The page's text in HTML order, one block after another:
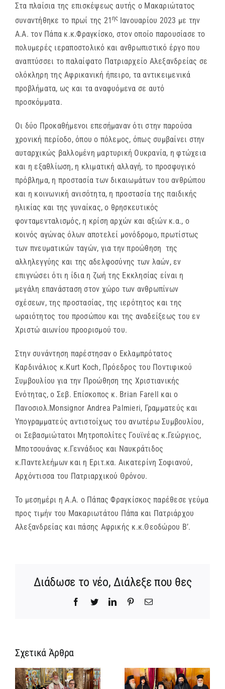
Στα πλαίσια της επισκέψεως αυτής ο Μακαριώτατος
συναντήθηκε το πρωί της 21 ης Ιανουαρίου 2023 με την
Α.Α. τον Πάπα κ.κ.Φραγκίσκο, στον οποίο παρουσίασε το
πολυμερές ιεραποστολικό και ανθρωπιστικό έργο που
αναπτύσσει το παλαίφατο Πατριαρχείο Αλεξανδρείας σε
ολόκληρη της Αφρικανική ήπειρο, τα αντικειμενικά
προβλήματα, ως και τα αναφυόμενα σε αυτό
προσκόμματα.
Οι δύο Προκαθήμενοι επεσήμαναν ότι στην παρούσα
χρονική περίοδο, όπου ο πόλεμος, όπως συμβαίνει στην
αυταρχικώς βαλλομένη μαρτυρική Ουκρανία, η φτώχεια
και η εξαθλίωση, η κλιματική αλλαγή, το προσφυγικό
πρόβλημα, η προστασία των δικαιωμάτων του ανθρώπου
και η κοινωνική ανισότητα, η προστασία της παιδικής
ηλικίας και της γυναίκας, ο θρησκευτικός
φονταμενταλισμός, η κρίση αρχών και αξιών κ.α., ο
κοινός αγώνας όλων αποτελεί μονόδρομο, πρωτίστως
των πνευματικών ταγών, για την προώθηση της
αλληλεγγύης και της αδελφοσύνης των λαών, εν
επιγνώσει ότι η ίδια η ζωή της Εκκλησίας είναι η
μεγάλη επανάσταση στον χώρο των ανθρωπίνων
σχέσεων, της προστασίας, της ιερότητος και της
ωραιότητος του προσώπου και της αναδείξεως του εν
Χριστώ αιωνίου προορισμού του.
Στην συνάντηση παρέστησαν ο Εκλαμπρότατος
Καρδινάλιος κ.Kurt Koch, Πρόεδρος του Ποντιφικού
Συμβουλίου για την Προώθηση της Χριστιανικής
Ενότητας, ο Σεβ. Επίσκοπος κ. Brian Farell και ο
Πανοσιολ.Monsignor Andrea Palmieri, Γραμματεύς και
Υπογραμματεύς αντιστοίχως του ανωτέρω Συμβουλίου,
οι Σεβασμιώτατοι Μητροπολίτες Γουϊνέας κ.Γεώργιος,
Μποτσουάνας κ.Γεννάδιος και Ναυκράτιδος
κ.Παντελεήμων και η Εριτ.κα. Αικατερίνη Σοφιανού,
Αρχόντισσα του Πατριαρχικού Θρόνου.
Το μεσημέρι η Α.Α. ο Πάπας Φραγκίσκος παρέθεσε γεύμα
προς τιμήν του Μακαριωτάτου Πάπα και Πατριάρχου
Αλεξανδρείας και πάσης Αφρικής κ.κ.Θεοδώρου Β’.
Διάδωσε το νέο, Διάλεξε που θες
Facebook
TwitterLinkedInPinterestEmail
Σχετικά Άρθρα
ΜΝΗΜΟΣΥΝΟ
ΤΟΥ